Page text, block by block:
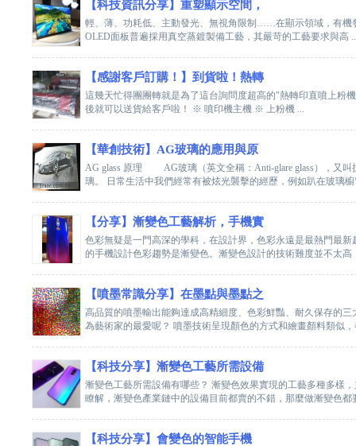
【科技資訊分享】重塑顯示空間，
輕、薄、功耗低、主動發光、無視角限制……在顯示領域，有機
OLED面板普遍採用真空蒸鍍製備工藝，其嚴苛的工藝要求與高
【感謝客戶訂購！】到貨啦！熱轉
這幾天忙得團團轉就是為了這台詢問度超高的"熱轉印直噴上粉
後就可以送貨給客戶啦！ ※ 噴印機主機 ※ 上粉機 ...
【華創技術】AG玻璃的應用與原
AG glass 原理 AG玻璃（英文全稱：Anti-glare glass），又叫
璃。 日常生活中我們經常有被炫光襲擊的經歷，例如趴在玻璃櫥
【分享】漸變色工藝解析，手機實
色彩無疑是一門高深的學科，在設計界，色彩永遠是最熱門最
的手機設計色彩趨勢是漸變色。漸變色設計的技術難度並不太
【噴墨常識分享】在墨點與墨點之
高品質的噴墨輸出能夠達成高精細度、色彩鮮豔、耐久保存的
為藝術家的最愛呢？ 噴墨技術呈現顏色的方式和繪畫顏料類似，
【科技分享】漸變色工藝所需設備
漸變色工藝所需設備有哪些？ 漸變色效果實現的工藝多種多樣
瞭解，漸變色產業鏈中的設備目前都賣的不錯，那麼做漸變色都
【科技分享】會變色的智能手機